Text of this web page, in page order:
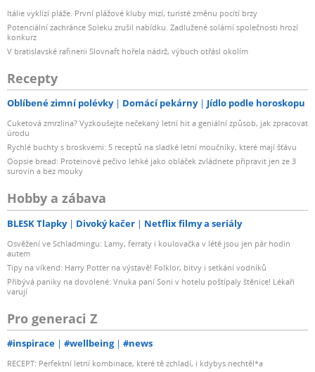
Itálie vyklízí pláže. První plážové kluby mizí, turisté změnu pocítí brzy
Potenciální zachránce Soleku zrušil nabídku. Zadlužené solární společnosti hrozí
konkurz
V bratislavské rafinerii Slovnaft hořela nádrž, výbuch otřásl okolím
Recepty
Oblíbené zimní polévky Domácí pekárny Jídlo podle horoskopu
Cuketová zmrzlina? Vyzkoušejte nečekaný letní hit a geniální způsob, jak zpracovat
úrodu
Rychlé buchty s broskvemi: 5 receptů na sladké letní moučníky, které mají šťávu
Oopsie bread: Proteinové pečivo lehké jako obláček zvládnete připravit jen ze 3
surovin a bez mouky
Hobby a zábava
BLESK Tlapky Divoký kačer Netflix filmy a seriály
Osvěžení ve Schladmingu: Lamy, ferraty i koulovačka v létě jsou jen pár hodin
autem
Tipy na víkend: Harry Potter na výstavě! Folklor, bitvy i setkání vodníků
Přibývá paniky na dovolené: Vnuka paní Soni v hotelu poštípaly štěnice! Lékaři
varují
Pro generaci Z
#inspirace #wellbeing #news
RECEPT: Perfektní letní kombinace, které tě zchladí, i kdybys nechtěl*a